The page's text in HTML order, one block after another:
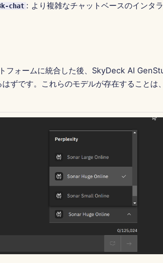
chat : より複雑なチャットベースのインタ
フォームに統合した後、SkyDeck AI
ずです。これらのモデルが存在することは